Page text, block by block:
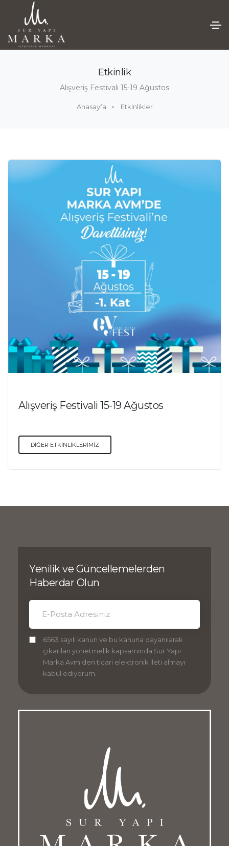
Etkinlik
Alışveriş Festivali 15-19 Ağustos
Anasayfa Etkinlikler
Alışveriş Festivali 15-19 Ağustos
DİĞER ETKİNLİKLERİMİZ
Yenilik ve Güncellemelerden
Haberdar Olun
6563 sayılı kanun ve bu kanuna dayanılarak
çıkarılan yönetmelik kapsamında Sur Yapı
Marka Avm'den ticari elektronik ileti almayı
kabul ediyorum.